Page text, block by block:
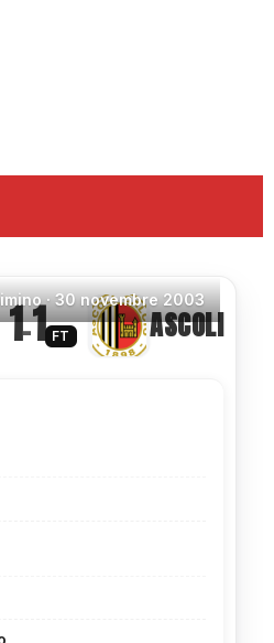
·30 novembre 2003
1–1 FT ASCOLI